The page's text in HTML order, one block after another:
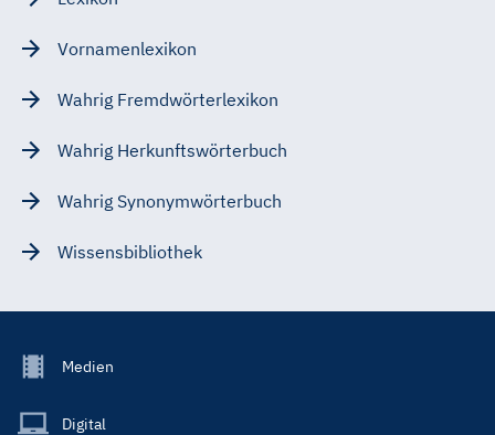
Vornamenlexikon
Wahrig Fremdwörterlexikon
Wahrig Herkunftswörterbuch
Wahrig Synonymwörterbuch
Wissensbibliothek
Footer
Main
Medien
Digital